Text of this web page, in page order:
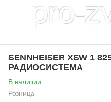
SENNHEISER XSW 1-
РАДИОСИСТЕМА
В наличии
Розница